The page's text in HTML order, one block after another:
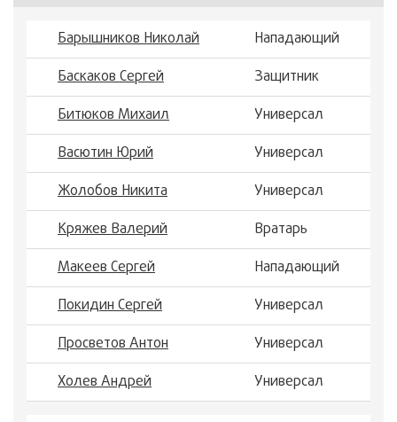
Барышников Николай
Нападающий
Баскаков Сергей
Защитник
Битюков Михаил
Универсал
Васютин Юрий
Универсал
Жолобов Никита
Универсал
Кряжев Валерий
Вратарь
Макеев Сергей
Нападающий
Покидин Сергей
Универсал
Просветов Антон
Универсал
Холев Андрей
Универсал